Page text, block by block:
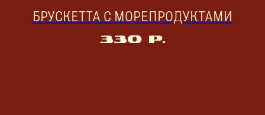
БРУСКЕТТА С МОРЕПРОДУКТАМИ
330 р.